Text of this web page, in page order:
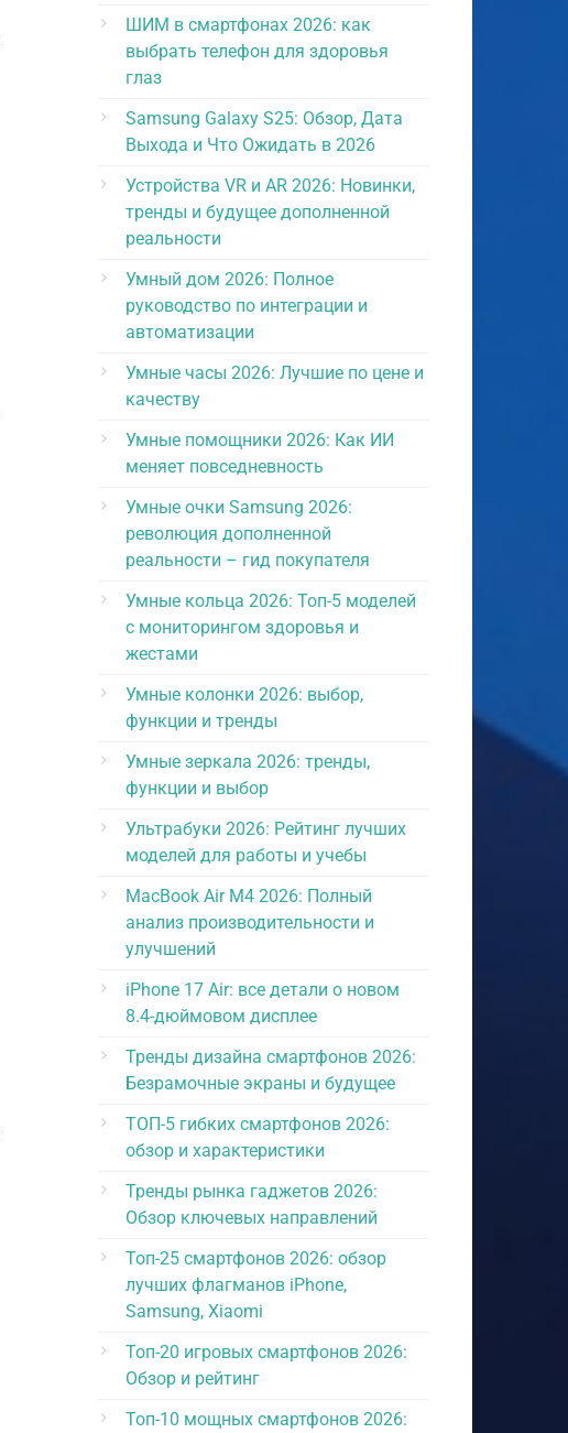
ШИМ в смартфонах 2026: как
выбрать телефон для здоровья
глаз
Samsung Galaxy S25: Обзор, Дата
Выхода и Что Ожидать в 2026
Устройства VR и AR 2026: Новинки,
тренды и будущее дополненной
реальности
Умный дом 2026: Полное
руководство по интеграции и
автоматизации
Умные часы 2026: Лучшие по цене и
качеству
Умные помощники 2026: Как ИИ
меняет повседневность
Умные очки Samsung 2026:
революция дополненной
реальности – гид покупателя
Умные кольца 2026: Топ-5 моделей
с мониторингом здоровья и
жестами
Умные колонки 2026: выбор,
функции и тренды
Умные зеркала 2026: тренды,
функции и выбор
Ультрабуки 2026: Рейтинг лучших
моделей для работы и учебы
MacBook Air M4 2026: Полный
анализ производительности и
улучшений
iPhone 17 Air: все детали о новом
8.4-дюймовом дисплее
Тренды дизайна смартфонов 2026:
Безрамочные экраны и будущее
ТОП-5 гибких смартфонов 2026:
обзор и характеристики
Тренды рынка гаджетов 2026:
Обзор ключевых направлений
Топ-25 смартфонов 2026: обзор
лучших флагманов iPhone,
Samsung, Xiaomi
Топ-20 игровых смартфонов 2026:
Обзор и рейтинг
Топ-10 мощных смартфонов 2026: